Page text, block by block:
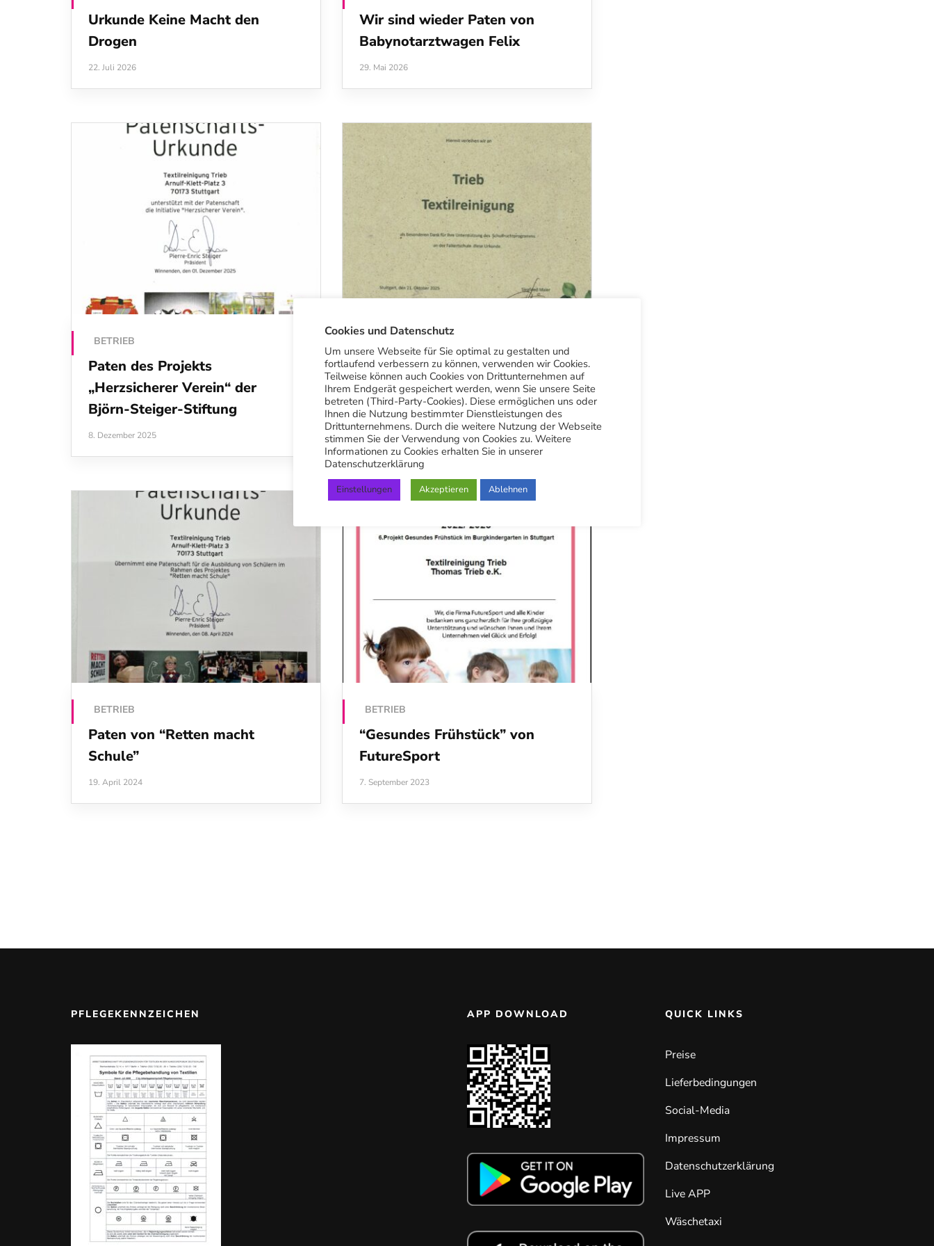
Urkunde Keine Macht den
Drogen
22. Juli 2026
Wir sind wieder Paten von
Babynotarztwagen Felix
29. Mai 2026
BETRIEB
Paten des Projekts
„Herzsicherer Verein“ der
Björn‑Steiger‑Stiftung
8. Dezember 2025
Update Schulfruchtprogramm
an der Falkertschule
3. November 2025
BETRIEB
Paten von “Retten macht
Schule”
19. April 2024
BETRIEB
“Gesundes Frühstück” von
FutureSport
7. September 2023
PFLEGEKENNZEICHEN APP DOWNLOAD QUICK LINKS
Preise
Lieferbedingungen
Social-Media
Impressum
Datenschutzerklärung
Live APP
Wäschetaxi
Cookies und Datenschutz
Um unsere Webseite für Sie optimal zu gestalten und
fortlaufend verbessern zu können, verwenden wir Cookies.
Teilweise können auch Cookies von Drittunternehmen auf
Ihrem Endgerät gespeichert werden, wenn Sie unsere Seite
betreten (Third-Party-Cookies). Diese ermöglichen uns oder
Ihnen die Nutzung bestimmter Dienstleistungen des
Drittunternehmens. Durch die weitere Nutzung der Webseite
stimmen Sie der Verwendung von Cookies zu. Weitere
Informationen zu Cookies erhalten Sie in unserer
Datenschutzerklärung
Einstellungen Akzeptieren Ablehnen